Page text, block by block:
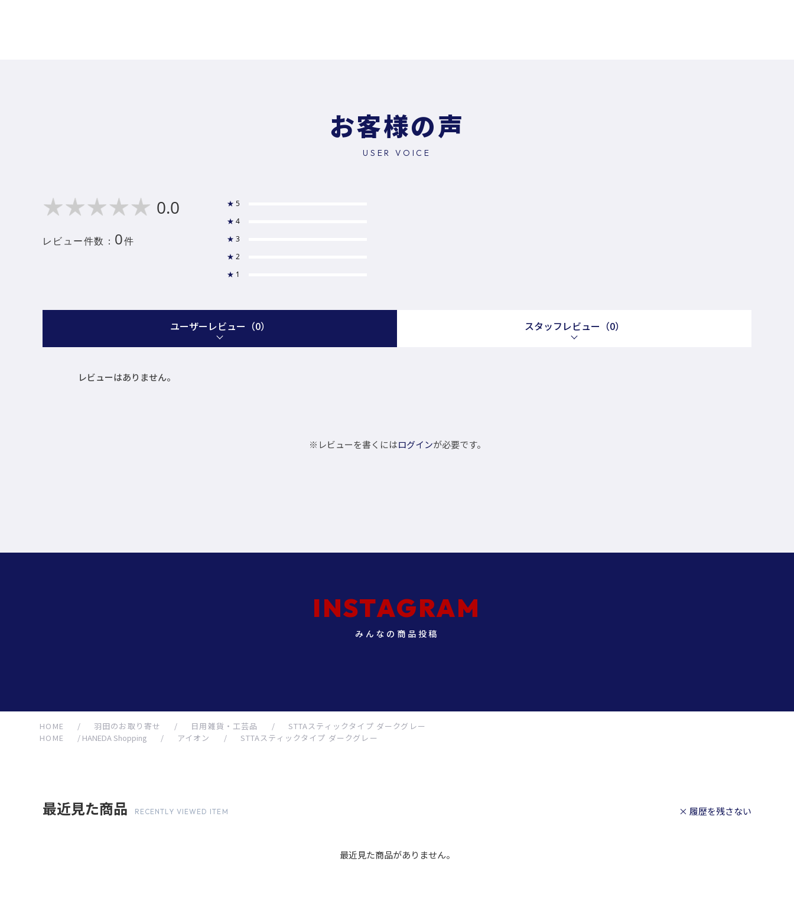
HOME / 羽田のお取り寄せ / 日用雑貨・工芸品 /
STTAスティックタイプ ダークグレー
HOME
/ HANEDA Shopping / アイオン / STTAスティックタイプ ダークグレー
お客様の声
USER VOICE
0.0
レビュー件数： 0件
★ 5
★ 4
★ 3
★ 2
★ 1
ユーザーレビュー （0） スタッフレビュー （0）
レビューはありません。
※レビューを書くにはログインが必要です。
INSTAGRAM
みんなの商品投稿
最近見た商品 RECENTLY VIEWED ITEM × 履歴を残さない
最近見た商品がありません。